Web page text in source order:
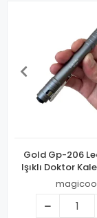
Gold Gp-206 Led Beyaz
Işıklı Doktor